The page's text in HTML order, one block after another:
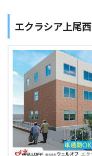
エクラシア上尾西